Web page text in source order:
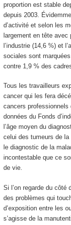
proportion est stable
depuis 2003.
d’activité et selon les
largement en tête
l’industrie (14,6 %) et
sociales sont
contre 1,9 % des
Tous les travailleurs
cancer qui les fera
cancers professionnels
données du Fonds
l’âge moyen du
celui des tumeurs de
le diagnostic de la
incontestable que ce
de vie.
Si l’on regarde du côté
des problèmes qui
d’exposition entre les
s’agisse de la